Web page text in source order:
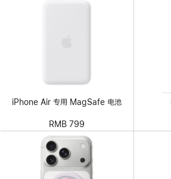
iPhone Air 专用 MagSafe 电池
RMB 799